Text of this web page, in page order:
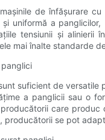
de înfășurare
și uniformă a
tensiunii și
mai înalte standarde
suficient de
a panglicii sau o
care
producătorii se pot